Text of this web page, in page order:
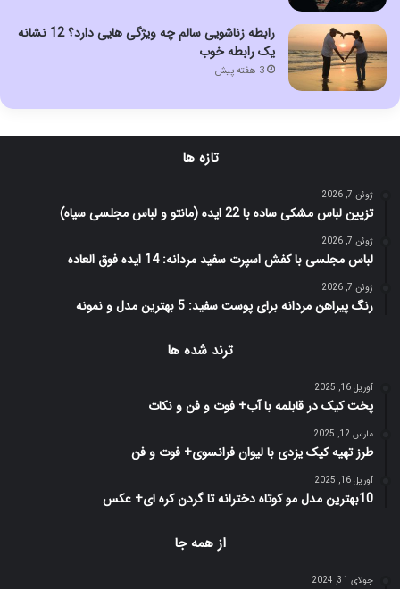
رابطه زناشویی سالم چه ویژگی هایی دارد؟ 12 نشانه
یک رابطه خوب
3 هفته پیش
تازه ها
ژوئن 7, 2026
تزیین لباس مشکی ساده با 22 ایده (مانتو و لباس مجلسی سیاه)
ژوئن 7, 2026
لباس مجلسی با کفش اسپرت سفید مردانه: 14 ایده فوق العاده
ژوئن 7, 2026
رنگ پیراهن مردانه برای پوست سفید: 5 بهترین مدل و نمونه
ترند شده ها
آوریل 16, 2025
پخت کیک در قابلمه با آب+ فوت و فن و نکات
مارس 12, 2025
طرز تهیه کیک یزدی با لیوان فرانسوی+ فوت و فن
آوریل 16, 2025
10بهترین مدل مو کوتاه دخترانه تا گردن کره ای+ عکس
از همه جا
جولای 31, 2024